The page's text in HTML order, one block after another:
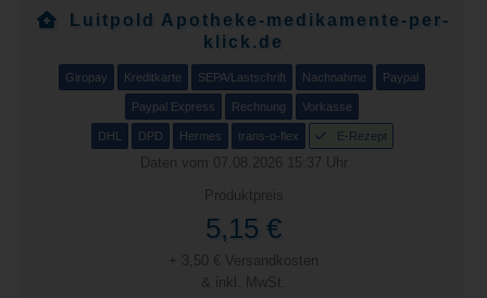
Luitpold Apotheke-medikamente-per-
klick.de
Giropay Kreditkarte SEPA/Lastschrift Nachnahme Paypal
Paypal Express Rechnung Vorkasse
DHL DPD Hermes trans-o-flex E-Rezept
Daten vom 07.08.2026 15:37 Uhr
Produktpreis
5,15 €
+ 3,50 € Versandkosten
& inkl. MwSt.